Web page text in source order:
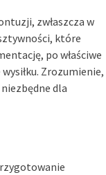
zwłaszcza w
które
po właściwe
Zrozumienie,
dla